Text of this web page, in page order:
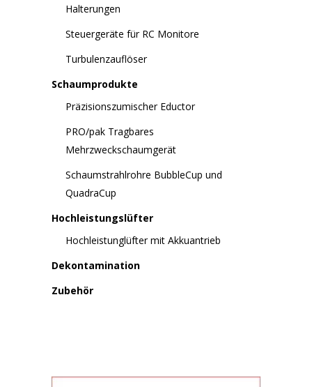
Halterungen
Steuergeräte für RC Monitore
Turbulenzauflöser
Schaumprodukte
Präzisionszumischer Eductor
PRO/pak Tragbares
Mehrzweckschaumgerät
Schaumstrahlrohre BubbleCup und
QuadraCup
Hochleistungslüfter
Hochleistunglüfter mit Akkuantrieb
Dekontamination
Zubehör